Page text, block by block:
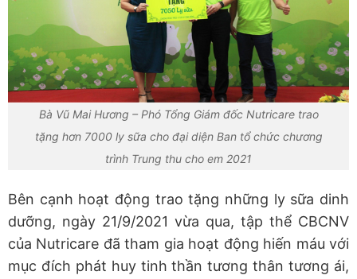
Bà Vũ Mai Hương – Phó Tổng Giám đốc Nutricare trao
tặng hơn 7000 ly sữa cho đại diện Ban tổ chức chương
trình Trung thu cho em 2021
Bên cạnh hoạt động trao tặng những ly sữa dinh
dưỡng, ngày 21/9/2021 vừa qua, tập thể CBCNV
của Nutricare đã tham gia hoạt động hiến máu với
mục đích phát huy tinh thần tương thân tương ái,